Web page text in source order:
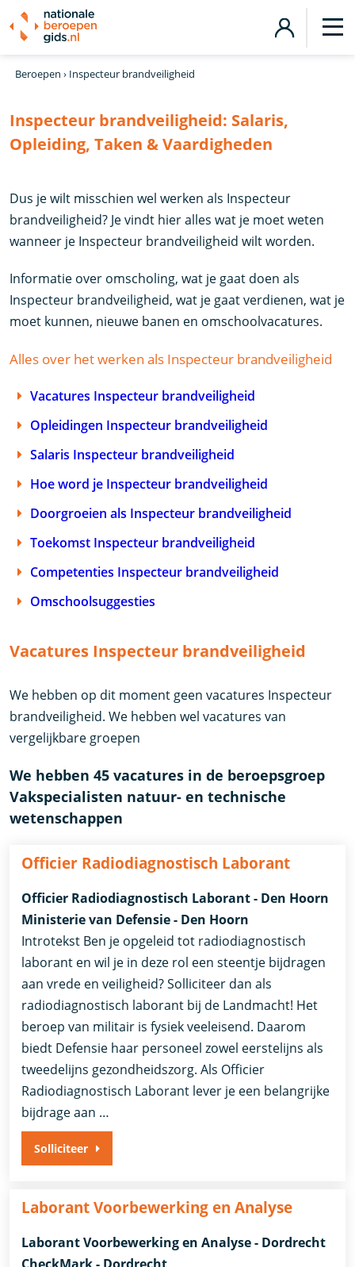
Beroepen › Inspecteur brandveiligheid
Inspecteur brandveiligheid: Salaris,
Opleiding, Taken & Vaardigheden
Dus je wilt misschien wel werken als Inspecteur
brandveiligheid? Je vindt hier alles wat je moet weten
wanneer je Inspecteur brandveiligheid wilt worden.
Informatie over omscholing, wat je gaat doen als
Inspecteur brandveiligheid, wat je gaat verdienen, wat je
moet kunnen, nieuwe banen en omschoolvacatures.
Alles over het werken als Inspecteur brandveiligheid
Vacatures Inspecteur brandveiligheid
Opleidingen Inspecteur brandveiligheid
Salaris Inspecteur brandveiligheid
Hoe word je Inspecteur brandveiligheid
Doorgroeien als Inspecteur brandveiligheid
Toekomst Inspecteur brandveiligheid
Competenties Inspecteur brandveiligheid
Omschoolsuggesties
Vacatures Inspecteur brandveiligheid
We hebben op dit moment geen vacatures Inspecteur
brandveiligheid. We hebben wel vacatures van
vergelijkbare groepen
We hebben 45 vacatures in de beroepsgroep
Vakspecialisten natuur- en technische
wetenschappen
Officier Radiodiagnostisch Laborant
Officier Radiodiagnostisch Laborant - Den Hoorn
Ministerie van Defensie - Den Hoorn
Introtekst Ben je opgeleid tot radiodiagnostisch
laborant en wil je in deze rol een steentje bijdragen
aan vrede en veiligheid? Solliciteer dan als
radiodiagnostisch laborant bij de Landmacht! Het
beroep van militair is fysiek veeleisend. Daarom
biedt Defensie haar personeel zowel eerstelijns als
tweedelijns gezondheidszorg. Als Officier
Radiodiagnostisch Laborant lever je een belangrijke
bijdrage aan …
Solliciteer
Laborant Voorbewerking en Analyse
Laborant Voorbewerking en Analyse - Dordrecht